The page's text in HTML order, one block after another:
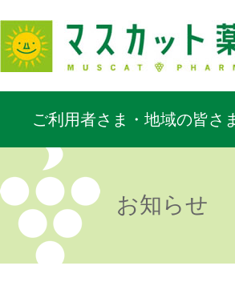
ご利用者さま・地域の皆さ
お知らせ